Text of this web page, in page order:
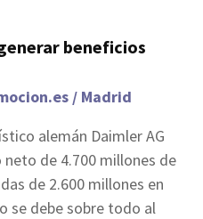
beneficios
/ Madrid
alemán Daimler AG
de 4.700 millones de
de 2.600 millones en
se debe sobre todo al